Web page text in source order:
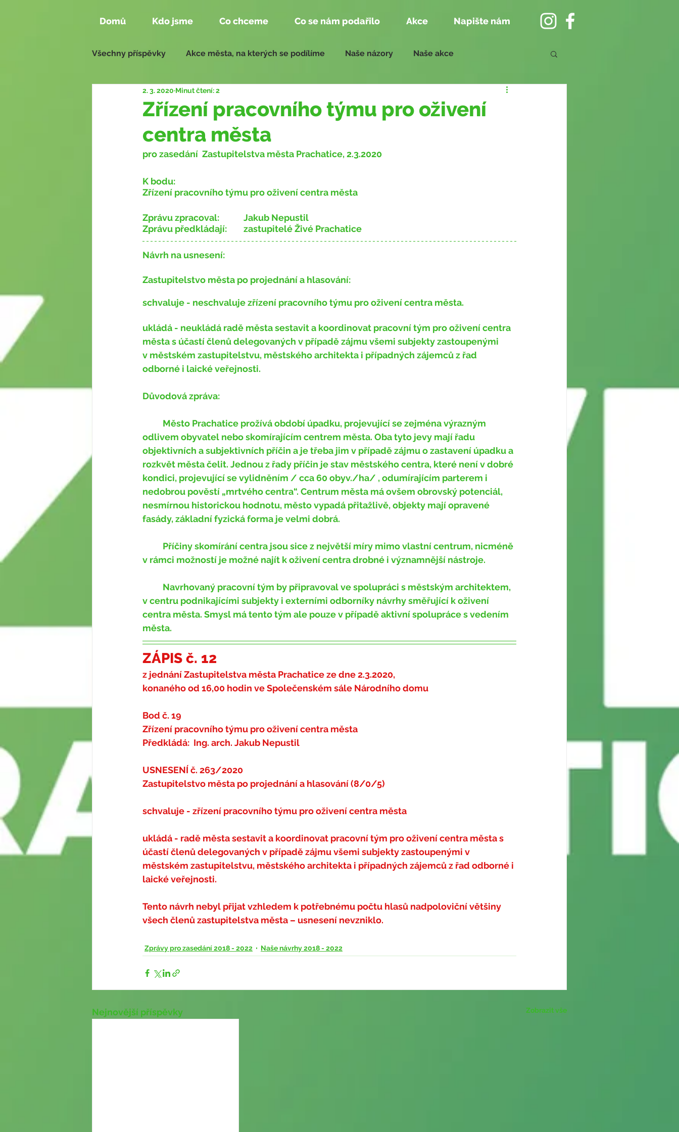
Domů Kdo jsme Co chceme Co se nám podařilo Akce Napište nám
Všechny příspěvky Akce města, na kterých se podílíme Naše názory Naše akce
Aktivity našich členů Zasedání zastupitelstva
Naše návrhy 2018 - 2022
Zřízení pracovního týmu pro oživení
centra města
2. 3. 2020 Minut čtení: 2
pro zasedání ​ Zastupitelstva města Prachatice, 2.3.2020
K bodu:
Zřízení pracovního týmu pro oživení centra města
Zprávu zpracoval:
Jakub Nepustil
Zprávu předkládají:
​ 	zastupitelé Živé Prachatice
Návrh na usnesení:
Zastupitelstvo města po projednání a hlasování:
schvaluje - neschvaluje zřízení pracovního týmu pro oživení centra města.
ukládá - neukládá radě města sestavit a koordinovat pracovní tým pro oživení centra
města s účastí členů delegovaných v případě zájmu všemi subjekty zastoupenými
v městském zastupitelstvu, městského architekta i případných zájemců z řad
odborné i laické veřejnosti.
Důvodová zpráva:
odlivem obyvatel nebo skomírajícím centrem města. Oba tyto jevy mají řadu
objektivních a subjektivních příčin a je třeba jim v případě zájmu o zastavení úpadku a
rozkvět města čelit. Jednou z řady příčin je stav městského centra, které není v dobré
kondici, projevující se vylidněním / cca 60 obyv./ha/ , odumírajícím parterem i
nedobrou pověstí „mrtvého centra“. Centrum města má ovšem obrovský potenciál,
nesmírnou historickou hodnotu, město vypadá přitažlivě, objekty mají opravené
fasády, základní fyzická forma je velmi dobrá.
v rámci možností je možné najít k oživení centra drobné i významnější nástroje.
v centru podnikajícími subjekty i externími odborníky návrhy směřující k oživení
centra města. Smysl má tento tým ale pouze v případě aktivní spolupráce s vedením
města.
ZÁPIS č. 12
z jednání Zastupitelstva města Prachatice ze dne 2.3.2020,
konaného od 16,00 hodin ve Společenském sále Národního domu
Bod č. 19
Zřízení pracovního týmu pro oživení centra města
Předkládá:  Ing. arch. Jakub Nepustil
USNESENÍ č. 263/2020
Zastupitelstvo města po projednání a hlasování (8/0/5)
schvaluje - zřízení pracovního týmu pro oživení centra města
ukládá - radě města sestavit a koordinovat pracovní tým pro oživení centra města s
účastí členů delegovaných v případě zájmu všemi subjekty zastoupenými v
městském zastupitelstvu, městského architekta i případných zájemců z řad odborné i
laické veřejnosti.
Tento návrh nebyl přijat vzhledem k potřebnému počtu hlasů nadpoloviční většiny
všech členů zastupitelstva města – usnesení nevzniklo.
Zprávy pro zasedání 2018 - 2022 Naše návrhy 2018 - 2022
Nejnovější příspěvky Zobrazit vše